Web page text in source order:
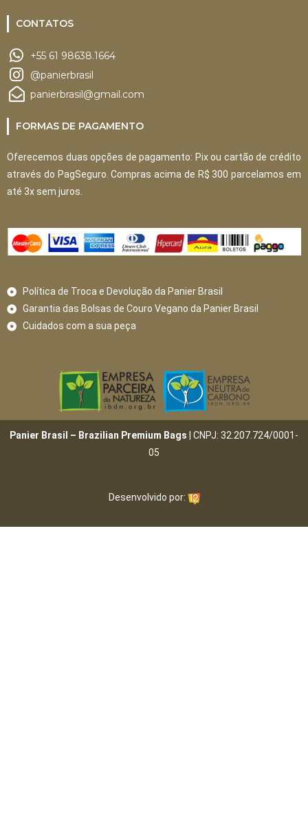
CONTATOS
+55 61 98638.1664
@panierbrasil
panierbrasil@gmail.com
FORMAS DE PAGAMENTO
Oferecemos duas opções de pagamento: Pix ou cartão de crédito
através do PagSeguro. Compras acima de R$ 300 parcelamos em
até 3x sem juros.
Política de Troca e Devolução da Panier Brasil
Garantia das Bolsas de Couro Vegano da Panier Brasil
Cuidados com a sua peça
Panier Brasil – Brazilian Premium Bags | CNPJ: 32.207.724/0001-
05
Desenvolvido por: